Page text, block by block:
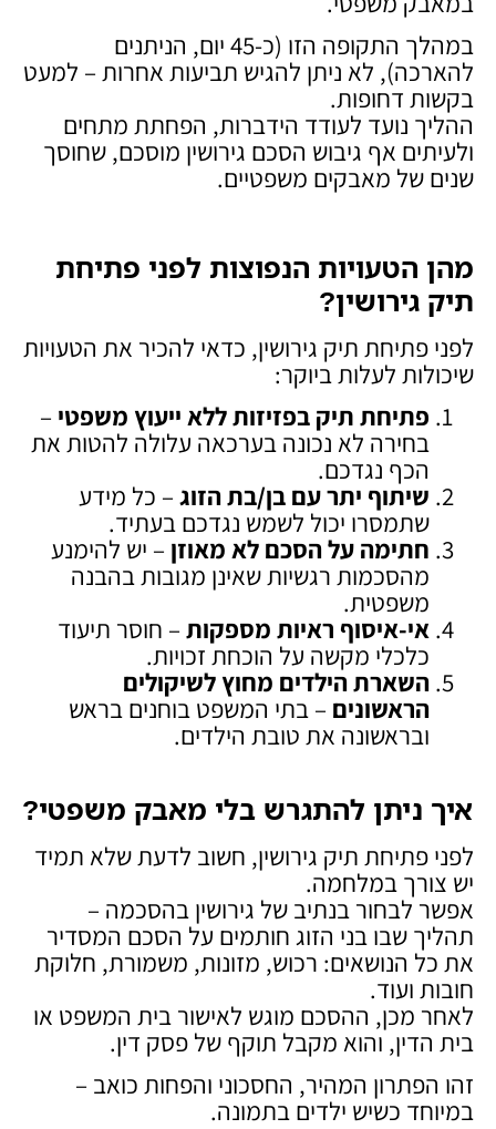
במהלך התקופה הזו (כ-45 יום, הניתנים
להארכה), לא ניתן להגיש תביעות אחרות – למעט
בקשות דחופות.
ההליך נועד לעודד הידברות, הפחתת מתחים
ולעיתים אף גיבוש הסכם גירושין מוסכם, שחוסך
שנים של מאבקים משפטיים.
מהן הטעויות הנפוצות לפני פתיחת
תיק גירושין?
לפני פתיחת תיק גירושין, כדאי להכיר את הטעויות
שיכולות לעלות ביוקר:
פתיחת תיק בפזיזות ללא ייעוץ משפטי –
בחירה לא נכונה בערכאה עלולה להטות את
הכף נגדכם.
שיתוף יתר עם בן/בת הזוג – כל מידע
שתמסרו יכול לשמש נגדכם בעתיד.
חתימה על הסכם לא מאוזן – יש להימנע
מהסכמות רגשיות שאינן מגובות בהבנה
משפטית.
אי-איסוף ראיות מספקות – חוסר תיעוד
כלכלי מקשה על הוכחת זכויות.
השארת הילדים מחוץ לשיקולים
הראשונים – בתי המשפט בוחנים בראש
ובראשונה את טובת הילדים.
איך ניתן להתגרש בלי מאבק משפטי?
לפני פתיחת תיק גירושין, חשוב לדעת שלא תמיד
יש צורך במלחמה.
אפשר לבחור בנתיב של גירושין בהסכמה –
תהליך שבו בני הזוג חותמים על הסכם המסדיר
את כל הנושאים: רכוש, מזונות, משמורת, חלוקת
חובות ועוד.
לאחר מכן, ההסכם מוגש לאישור בית המשפט או
בית הדין, והוא מקבל תוקף של פסק דין.
זהו הפתרון המהיר, החסכוני והפחות כואב –
במיוחד כשיש ילדים בתמונה.